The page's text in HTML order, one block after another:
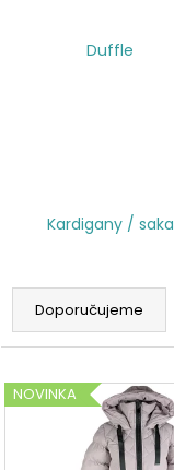
Duffle
Kardigany / saka
Ř
z
n
Doporučujeme
V
ýNOVINKA